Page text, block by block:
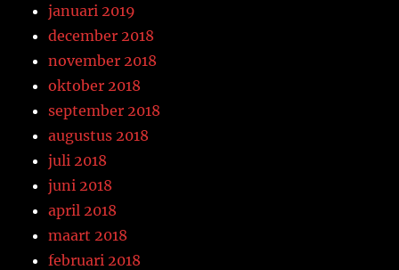
januari 2019
december 2018
november 2018
oktober 2018
september 2018
augustus 2018
juli 2018
juni 2018
april 2018
maart 2018
februari 2018